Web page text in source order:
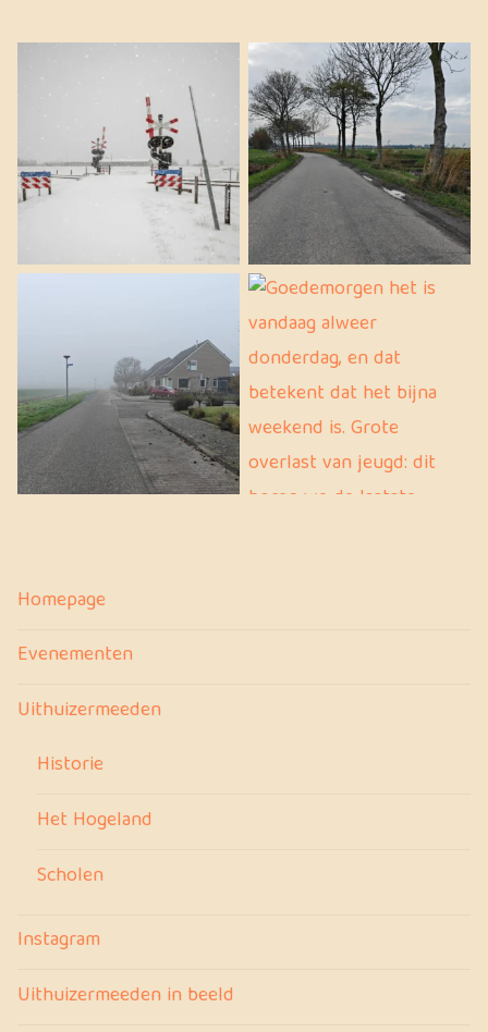
Homepage
Evenementen
Uithuizermeeden
Historie
Het Hogeland
Scholen
Instagram
Uithuizermeeden in beeld